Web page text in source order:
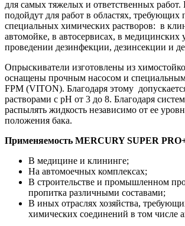
для самых тяжелых и ответственных работ.
подойдут для работ в областях, требующих
специальных химических растворов: в
автомойке, в автосервисах, в медицинских
проведении дезинфекции, дезинсекции и
Опрыскиватели изготовлены из
оснащены прочным насосом и
FPM (VITON). Благодаря этому
растворами с рН от 3 до 8. Благодаря
распылять жидкость независимо от ее
положения бака.
Применяемость MERCURY SUPER
В медицине и клининге;
На автомоечных комплексах;
В строительстве и промышленном
пропитка различными составами;
В иных отраслях хозяйства,
химических соединений в том числе